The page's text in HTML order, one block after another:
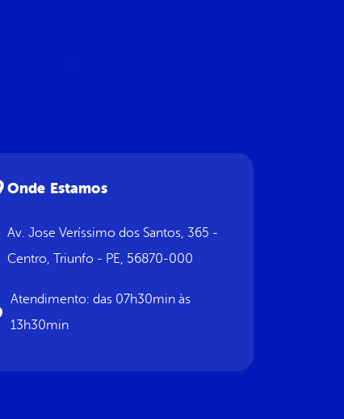
Onde Estamos
Av. Jose Veríssimo dos Santos, 365 -
Centro, Triunfo - PE, 56870-000
Atendimento: das 07h30min às
13h30min